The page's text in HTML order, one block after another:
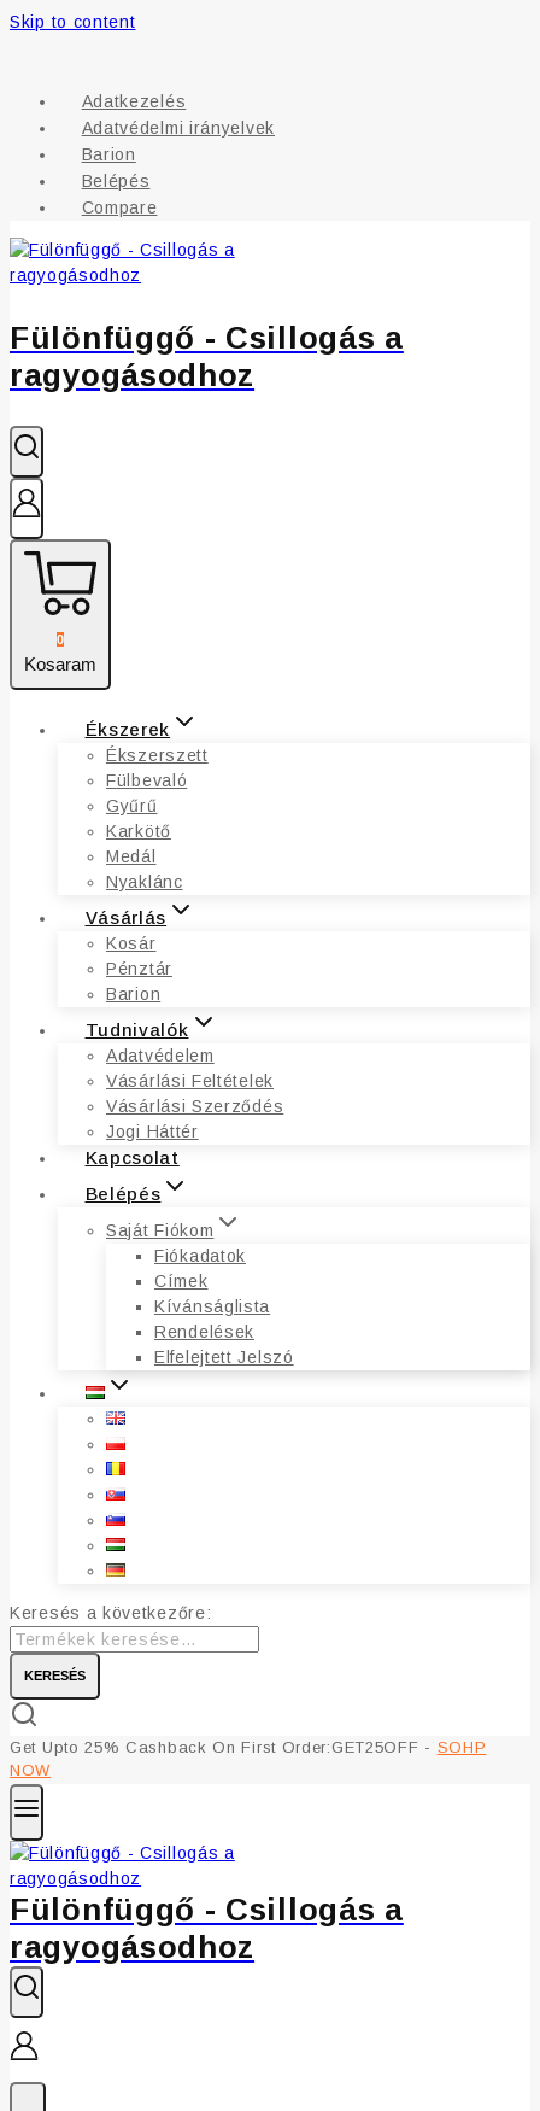
Skip to content
Adatkezelés
Adatvédelmi irányelvek
Barion
Belépés
Compare
Fülönfüggő - Csillogás a
ragyogásodhoz
0
Kosaram
Ékszerek
Ékszerszett
Fülbevaló
Gyűrű
Karkötő
Medál
Nyaklánc
Vásárlás
Kosár
Pénztár
Barion
Tudnivalók
Adatvédelem
Vásárlási Feltételek
Vásárlási Szerződés
Jogi Háttér
Kapcsolat
Belépés
Saját Fiókom
Fiókadatok
Címek
Kívánságlista
Rendelések
Elfelejtett Jelszó
Keresés a következőre:
KERESÉS
Get Upto 25% Cashback On First Order:GET25OFF - SOHP
NOW
Fülönfüggő - Csillogás a
ragyogásodhoz